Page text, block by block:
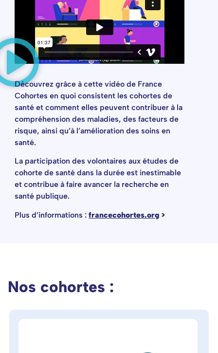
Découvrez grâce à cette vidéo de France
Cohortes en quoi consistent les cohortes de
santé et comment elles peuvent contribuer à la
compréhension des maladies, des facteurs de
risque, ainsi qu’à l’amélioration des soins en
santé.
La participation des volontaires aux études de
cohorte de santé dans la durée est inestimable
et contribue à faire avancer la recherche en
santé publique.
Plus d’informations : francecohortes.org >
Nos cohortes :